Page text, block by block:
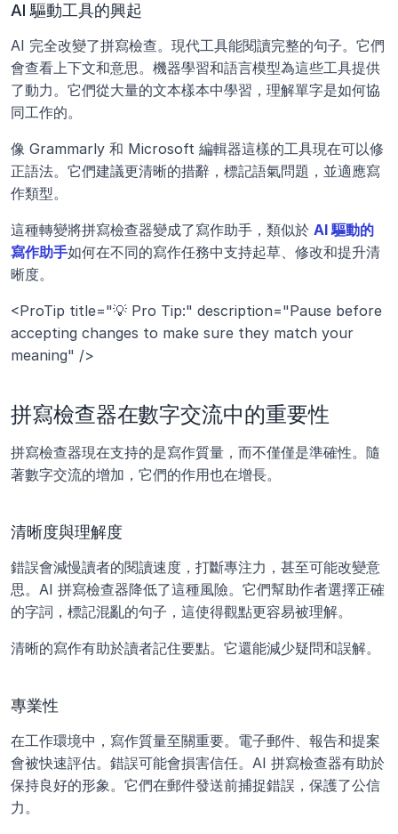
AI 驅動工具的興起
AI 完全改變了拼寫檢查。現代工具能閱讀完整的句子。它們
會查看上下文和意思。機器學習和語言模型為這些工具提供
了動力。它們從大量的文本樣本中學習，理解單字是如何協
同工作的。
像 Grammarly 和 Microsoft 編輯器這樣的工具現在可以修
正語法。它們建議更清晰的措辭，標記語氣問題，並適應寫
作類型。
這種轉變將拼寫檢查器變成了寫作助手，類似於 AI 驅動的
寫作助手如何在不同的寫作任務中支持起草、修改和提升清
晰度。
<ProTip title="💡 Pro Tip:" description="Pause before
accepting changes to make sure they match your
meaning" />
拼寫檢查器在數字交流中的重要性
拼寫檢查器現在支持的是寫作質量，而不僅僅是準確性。隨
著數字交流的增加，它們的作用也在增長。
清晰度與理解度
錯誤會減慢讀者的閱讀速度，打斷專注力，甚至可能改變意
思。AI 拼寫檢查器降低了這種風險。它們幫助作者選擇正確
的字詞，標記混亂的句子，這使得觀點更容易被理解。
清晰的寫作有助於讀者記住要點。它還能減少疑問和誤解。
專業性
在工作環境中，寫作質量至關重要。電子郵件、報告和提案
會被快速評估。錯誤可能會損害信任。AI 拼寫檢查器有助於
保持良好的形象。它們在郵件發送前捕捉錯誤，保護了公信
力。